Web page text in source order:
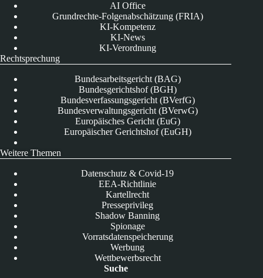
AI Office
Grundrechte-Folgenabschätzung (FRIA)
KI-Kompetenz
KI-News
KI-Verordnung
Rechtsprechung
Bundesarbeitsgericht (BAG)
Bundesgerichtshof (BGH)
Bundesverfassungsgericht (BVerfG)
Bundesverwaltungsgericht (BVerwG)
Europäisches Gericht (EuG)
Europäischer Gerichtshof (EuGH)
Weitere Themen
Datenschutz & Covid-19
EEA-Richtlinie
Kartellrecht
Presseprivileg
Shadow Banning
Spionage
Vorratsdatenspeicherung
Werbung
Wettbewerbsrecht
Suche